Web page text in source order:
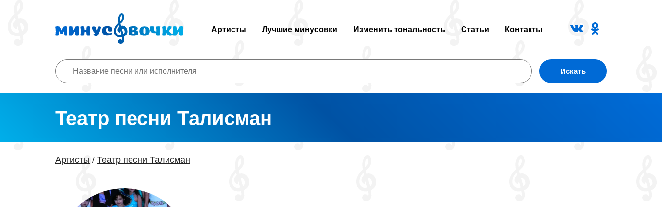
Артисты Лучшие минусовки Изменить тональность Статьи Контакты
Искать
Театр песни Талисман
Артисты / Театр песни Талисман